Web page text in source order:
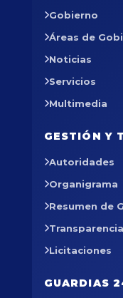
Gobierno
Áreas de
Noticias
Servicios
Multimedia
GESTIÓN Y
Autoridades
Organigrama
Resumen de
Transparencia
Licitaciones
GUARDIAS